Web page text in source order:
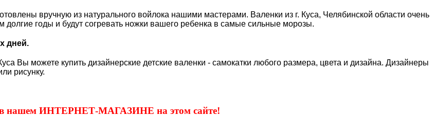
вручную из натурального войлока нашими мастерами. Валенки из г. Куса, Челябинской области очень
годы и будут согревать ножки вашего ребенка в самые сильные морозы.
дней.
Вы можете купить дизайнерские детские валенки - самокатки любого размера, цвета и дизайна. Дизайнеры
рисунку.
нашем ИНТЕРНЕТ-МАГАЗИНЕ на этом сайте!